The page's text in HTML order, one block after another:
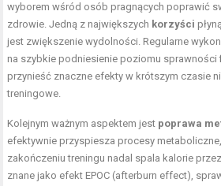
wyborem wśród osób pragnących poprawić
zdrowie. Jedną z największych korzyści
jest zwiększenie wydolności. Regularne
na szybkie podniesienie poziomu sprawności
przynieść znaczne efekty w krótszym czasie
treningowe.
Kolejnym ważnym aspektem jest poprawa
efektywnie przyspiesza procesy
zakończeniu treningu nadal spala kalorie
znane jako efekt EPOC (afterburn effect),